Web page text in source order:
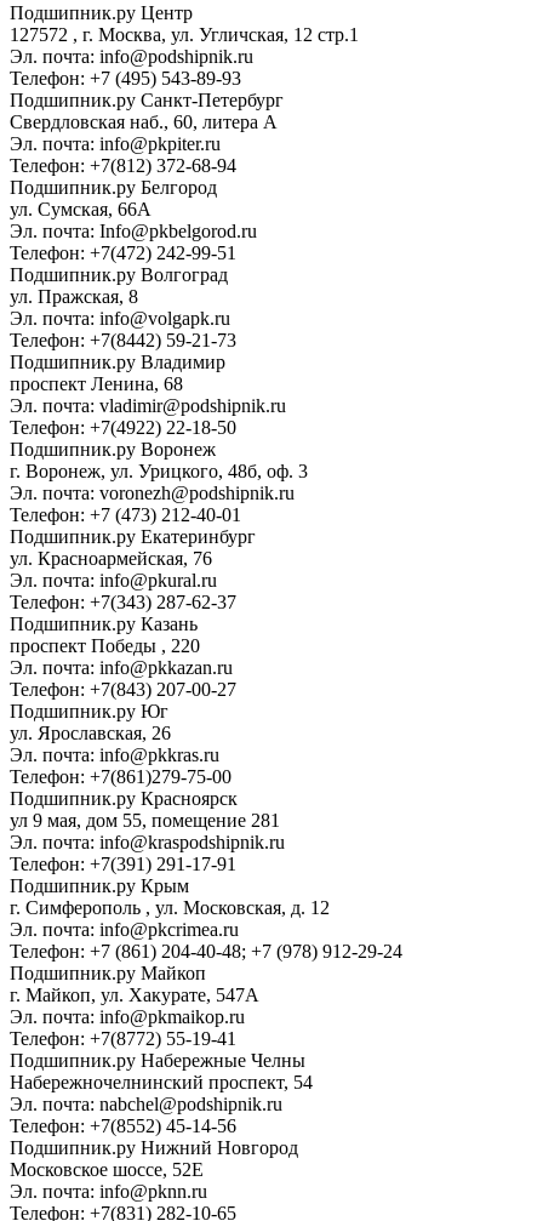
Подшипник.ру Центр
127572 , г. Москва, ул. Угличская, 12 стр.1
Эл. почта: info@podshipnik.ru
Телефон: +7 (495) 543-89-93
Подшипник.ру Санкт-Петербург
Свердловская наб., 60, литера А
Эл. почта: info@pkpiter.ru
Телефон: +7(812) 372-68-94
Подшипник.ру Белгород
ул. Сумская, 66А
Эл. почта: Info@pkbelgorod.ru
Телефон: +7(472) 242-99-51
Подшипник.ру Волгоград
ул. Пражская, 8
Эл. почта: info@volgapk.ru
Телефон: +7(8442) 59-21-73
Подшипник.ру Владимир
проспект Ленина, 68
Эл. почта: vladimir@podshipnik.ru
Телефон: +7(4922) 22-18-50
Подшипник.ру Воронеж
г. Воронеж, ул. Урицкого, 48б, оф. 3
Эл. почта: voronezh@podshipnik.ru
Телефон: +7 (473) 212-40-01
Подшипник.ру Екатеринбург
ул. Красноармейская, 76
Эл. почта: info@pkural.ru
Телефон: +7(343) 287-62-37
Подшипник.ру Казань
проспект Победы , 220
Эл. почта: info@pkkazan.ru
Телефон: +7(843) 207-00-27
Подшипник.ру Юг
ул. Ярославская, 26
Эл. почта: info@pkkras.ru
Телефон: +7(861)279-75-00
Подшипник.ру Красноярск
ул 9 мая, дом 55, помещение 281
Эл. почта: info@kraspodshipnik.ru
Телефон: +7(391) 291-17-91
Подшипник.ру Крым
г. Симферополь , ул. Московская, д. 12
Эл. почта: info@pkcrimea.ru
Телефон: +7 (861) 204-40-48; +7 (978) 912-29-24
Подшипник.ру Майкоп
г. Майкоп, ул. Хакурате, 547А
Эл. почта: info@pkmaikop.ru
Телефон: +7(8772) 55-19-41
Подшипник.ру Набережные Челны
Набережночелнинский проспект, 54
Эл. почта: nabchel@podshipnik.ru
Телефон: +7(8552) 45-14-56
Подшипник.ру Нижний Новгород
Московское шоссе, 52Е
Эл. почта: info@pknn.ru
Телефон: +7(831) 282-10-65